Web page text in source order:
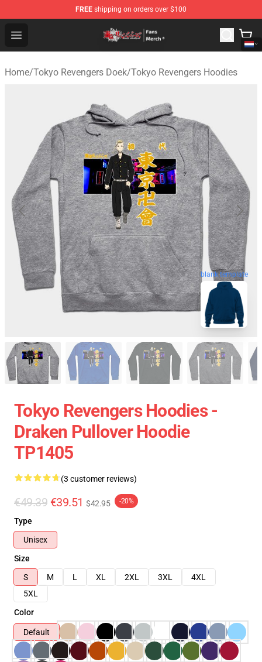
FREE shipping on orders over $100
Open menu
Tokyo Revengers Store - Official Tokyo Revengers
Home/Tokyo Revengers Doek/Tokyo Revengers Hoodies
blank template
Tokyo Revengers Hoodies -
Draken Pullover Hoodie
TP1405
(3 customer reviews)
€49.39 €39.51 $42.95 -20%
Type
Unisex
Size
S
M L XL 2XL 3XL
4XL
5XL
Color
Default